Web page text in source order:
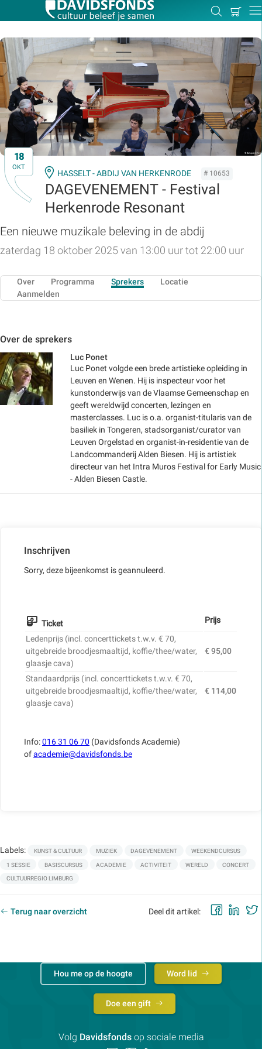
Zoeken
Mijn
18
OKT
HASSELT - ABDIJ VAN HERKENRODE # 10653
DAGEVENEMENT - Festival
Herkenrode Resonant
Een nieuwe muzikale beleving in de abdij
zaterdag 18 oktober 2025 van 13:00 uur tot 22:00 uur
Over Programma Sprekers
Locatie
Aanmelden
Over de sprekers
Luc Ponet
Luc Ponet volgde een brede artistieke opleiding in
Leuven en Wenen. Hij is inspecteur voor het
kunstonderwijs van de Vlaamse Gemeenschap en
geeft wereldwijd concerten, lezingen en
masterclasses. Luc is o.a. organist-titularis van de
basiliek in Tongeren, stadsorganist/curator van
Leuven Orgelstad en organist-in-residentie van de
Landcommanderij Alden Biesen. Hij is artistiek
directeur van het Intra Muros Festival for Early Music
- Alden Biesen Castle.
Inschrijven
Sorry, deze bijeenkomst is geannuleerd.
Ticket
Prijs
Ledenprijs (incl. concerttickets t.w.v. € 70,
uitgebreide broodjesmaaltijd, koffie/thee/water,
glaasje cava)
€ 95,00
Standaardprijs (incl. concerttickets t.w.v. € 70,
uitgebreide broodjesmaaltijd, koffie/thee/water,
glaasje cava)
€ 114,00
Info:016 31 06 70 (Davidsfonds Academie)
ofacademie@davidsfonds.be
Labels: KUNST & CULTUUR MUZIEK DAGEVENEMENT WEEKENDCURSUS
1 SESSIE BASISCURSUS ACADEMIE ACTIVITEIT WERELD CONCERT
CULTUURREGIO LIMBURG
Terug naar overzicht Deel dit artikel:
Hou me op de hoogte Word lid
Doe een gift
Volg Davidsfondsop sociale media
Zoek:
Zoeken